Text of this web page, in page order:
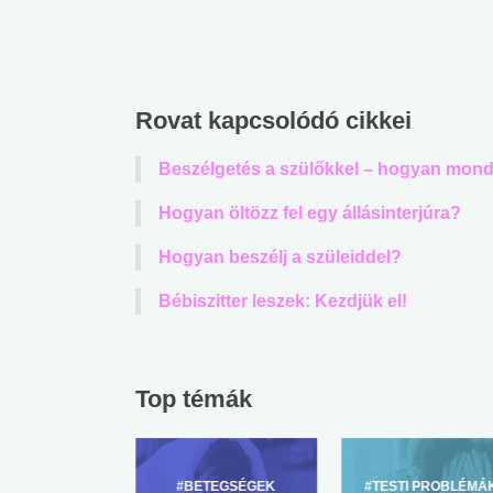
Rovat kapcsolódó cikkei
Beszélgetés a szülőkkel – hogyan
Hogyan öltözz fel egy állásinterjúra?
Hogyan beszélj a szüleiddel?
Bébiszitter leszek: Kezdjük el!
Top témák
#BETEGSÉGEK #TESTI